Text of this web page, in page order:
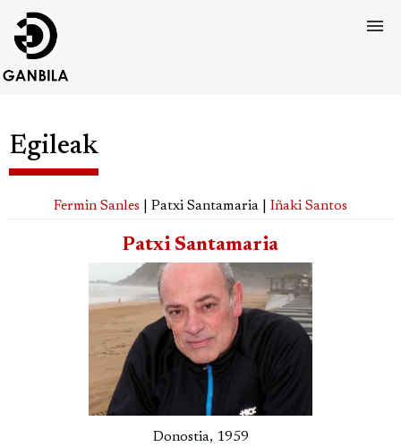
Egileak
Fermin Sanles | Patxi Santamaria | Iñaki Santos
Patxi Santamaria
Donostia, 1959